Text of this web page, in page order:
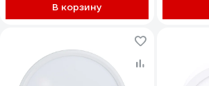
В корзину